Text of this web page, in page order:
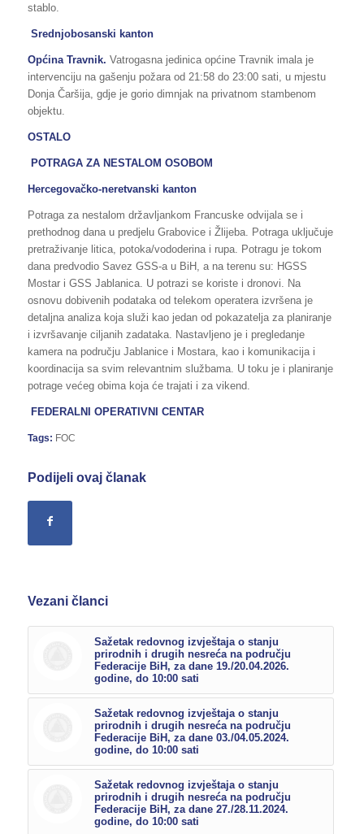
stablo.
Srednjobosanski kanton
Općina Travnik. Vatrogasna jedinica općine Travnik imala je
intervenciju na gašenju požara od 21:58 do 23:00 sati, u mjestu
Donja Čaršija, gdje je gorio dimnjak na privatnom stambenom
objektu.
OSTALO
POTRAGA ZA NESTALOM OSOBOM
Hercegovačko-neretvanski kanton
Potraga za nestalom državljankom Francuske odvijala se i
prethodnog dana u predjelu Grabovice i Žlijeba. Potraga uključuje
pretraživanje litica, potoka/vododerina i rupa. Potragu je tokom
dana predvodio Savez GSS-a u BiH, a na terenu su: HGSS
Mostar i GSS Jablanica. U potrazi se koriste i dronovi. Na
osnovu dobivenih podataka od telekom operatera izvršena je
detaljna analiza koja služi kao jedan od pokazatelja za planiranje
i izvršavanje ciljanih zadataka. Nastavljeno je i pregledanje
kamera na području Jablanice i Mostara, kao i komunikacija i
koordinacija sa svim relevantnim službama. U toku je i planiranje
potrage većeg obima koja će trajati i za vikend.
FEDERALNI OPERATIVNI CENTAR
Tags: FOC
Podijeli ovaj članak
Vezani članci
Sažetak redovnog izvještaja o stanju
prirodnih i drugih nesreća na području
Federacije BiH, za dane 19./20.04.2026.
godine, do 10:00 sati
Sažetak redovnog izvještaja o stanju
prirodnih i drugih nesreća na području
Federacije BiH, za dane 03./04.05.2024.
godine, do 10:00 sati
Sažetak redovnog izvještaja o stanju
prirodnih i drugih nesreća na području
Federacije BiH, za dane 27./28.11.2024.
godine, do 10:00 sati